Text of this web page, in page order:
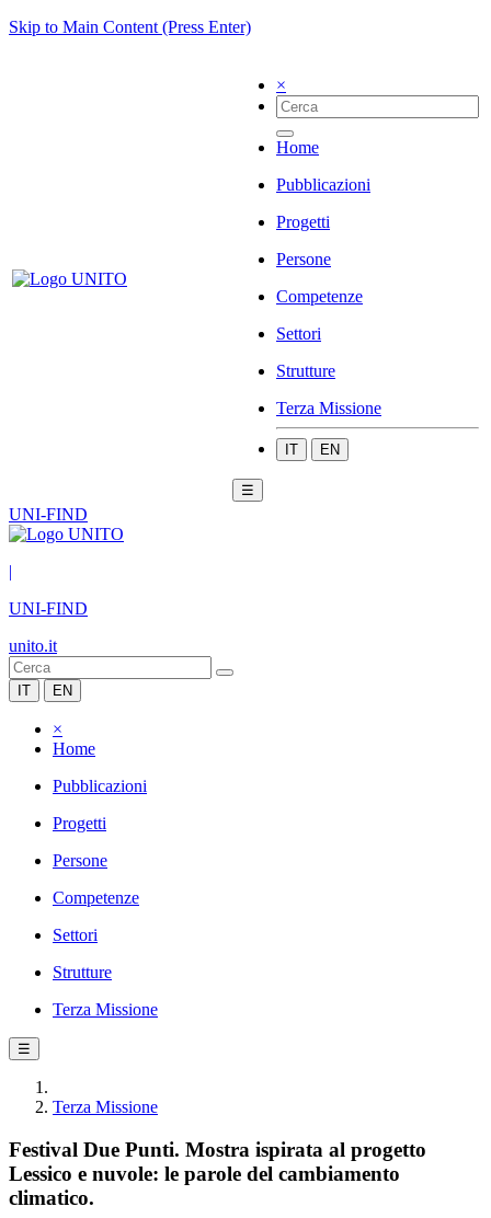
Skip to Main Content (Press Enter)
×
Home
Pubblicazioni
Progetti
Persone
Competenze
Settori
Strutture
Terza Missione
IT EN
☰
UNI-FIND
|
UNI-FIND
unito.it
IT EN
×
Home
Pubblicazioni
Progetti
Persone
Competenze
Settori
Strutture
Terza Missione
☰
Terza Missione
Festival Due Punti. Mostra ispirata al progetto
Lessico e nuvole: le parole del cambiamento
climatico.